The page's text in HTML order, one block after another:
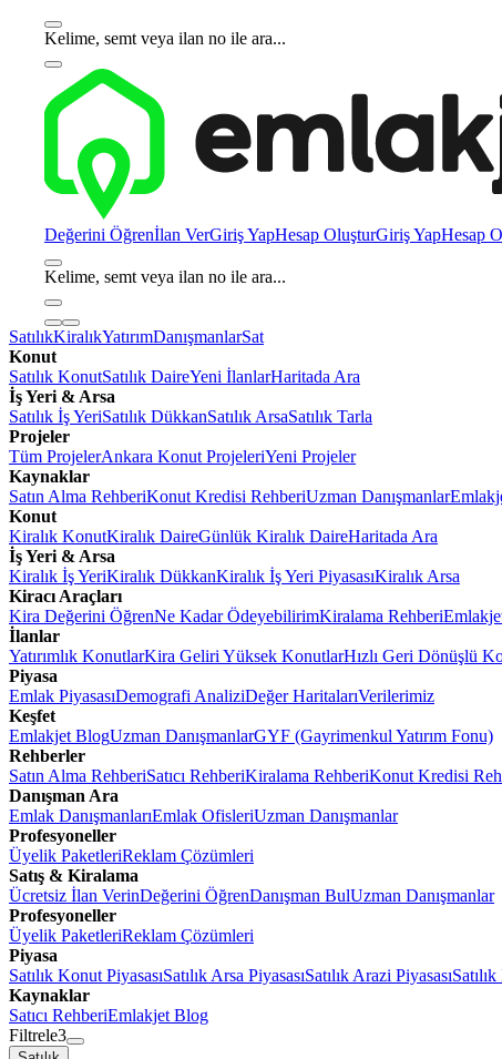
Kelime, semt veya ilan no ile ara...
Değerini Öğrenİlan VerGiriş YapHesap OluşturGiriş YapHesap
Kelime, semt veya ilan no ile ara...
SatılıkKiralıkYatırımDanışmanlarSat
Konut
Satılık KonutSatılık DaireYeni İlanlarHaritada Ara
İş Yeri & Arsa
Satılık İş YeriSatılık DükkanSatılık ArsaSatılık Tarla
Projeler
Tüm ProjelerAnkara Konut ProjeleriYeni Projeler
Kaynaklar
Satın Alma RehberiKonut Kredisi RehberiUzman Danışmanlar
Konut
Kiralık KonutKiralık DaireGünlük Kiralık DaireHaritada Ara
İş Yeri & Arsa
Kiralık İş YeriKiralık DükkanKiralık İş Yeri PiyasasıKiralık Arsa
Kiracı Araçları
Kira Değerini ÖğrenNe Kadar ÖdeyebilirimKiralama Rehberi
İlanlar
Yatırımlık KonutlarKira Geliri Yüksek KonutlarHızlı Geri Dönüşlü
Piyasa
Emlak PiyasasıDemografi AnaliziDeğer HaritalarıVerilerimiz
Keşfet
Emlakjet BlogUzman DanışmanlarGYF (Gayrimenkul Yatırım Fonu)
Rehberler
Satın Alma RehberiSatıcı RehberiKiralama RehberiKonut Kredisi
Danışman Ara
Emlak DanışmanlarıEmlak OfisleriUzman Danışmanlar
Profesyoneller
Üyelik PaketleriReklam Çözümleri
Satış & Kiralama
Ücretsiz İlan VerinDeğerini ÖğrenDanışman BulUzman Danışmanlar
Profesyoneller
Üyelik PaketleriReklam Çözümleri
Piyasa
Satılık Konut PiyasasıSatılık Arsa PiyasasıSatılık Arazi Piyasası
Kaynaklar
Satıcı RehberiEmlakjet Blog
Filtrele3